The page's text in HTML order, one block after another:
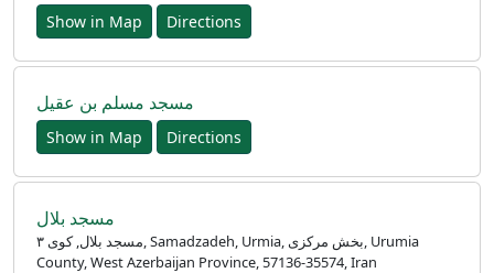
Show in Map Directions
مسجد مسلم بن عقیل
Show in Map Directions
مسجد بلال
مسجد بلال, کوی ۳, Samadzadeh, Urmia, بخش مرکزی, Urumia
County, West Azerbaijan Province, 57136-35574, Iran